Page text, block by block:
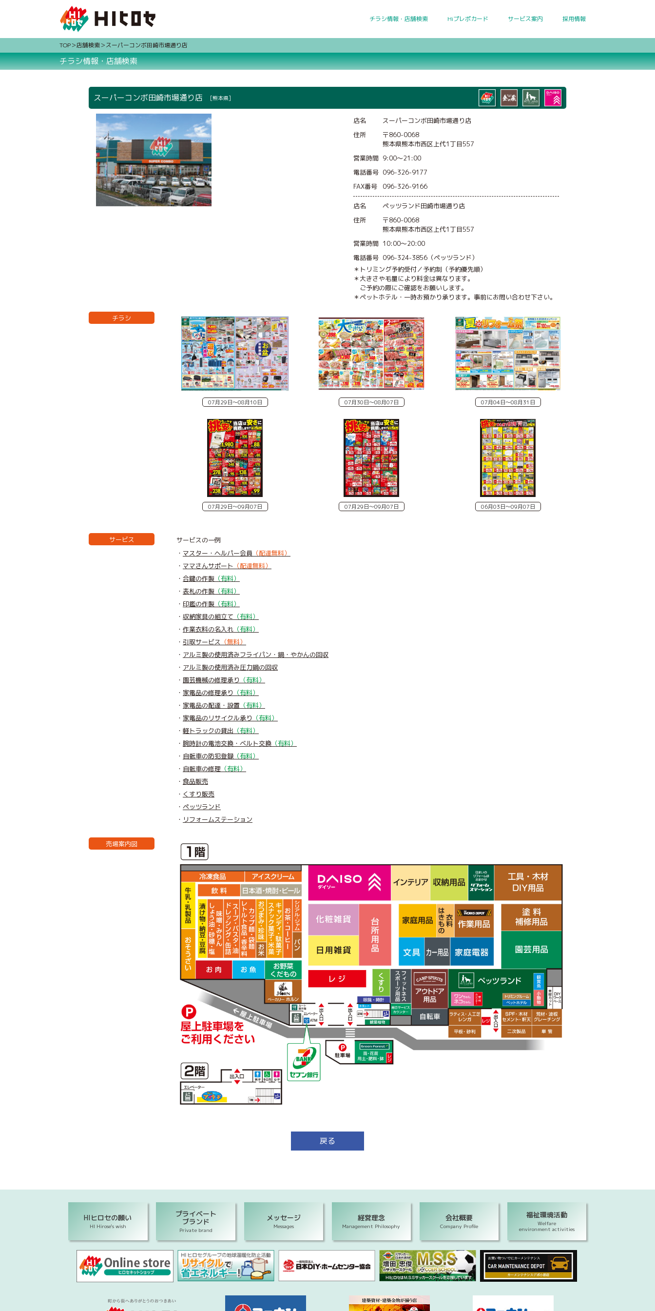
チラシ情報・店舗検索 Hiプレポカード サービス案内 採用情報
TOP 店舗検索 スーパーコンボ田崎市場通り店
チラシ情報・店舗検索
スーパーコンボ田崎市場通り店 [熊本県]
店名
スーパーコンボ田崎市場通り店
住所
〒860-0068
熊本県熊本市西区上代1丁目557
営業時間 9:00〜21:00
電話番号 096-326-9177
FAX番号
096-326-9166
店名
ペッツランド田崎市場通り店
住所
〒860-0068
熊本県熊本市西区上代1丁目557
営業時間 10:00〜20:00
電話番号 096-324-3856（ペッツランド）
＊トリミング予約受付／予約制（予約優先順）
＊大きさや毛量により料金は異なります。
ご予約の際にご確認をお願いします。
＊ペットホテル・一時お預かり承ります。事前にお問い合わせ下さい。
チラシ
07月29日〜08月10日 07月30日〜08月07日 07月04日〜08月31日
07月29日〜09月07日 07月29日〜09月07日 06月03日〜09月07日
サービス
サービスの一例
マスター・ヘルパー会員 （配達無料）
ママさんサポート （配達無料）
合鍵の作製 （有料）
表札の作製 （有料）
印鑑の作製 （有料）
収納家具の組立て （有料）
作業衣料の名入れ （有料）
引取サービス （無料）
アルミ製の使用済みフライパン・鍋・やかんの回収
アルミ製の使用済み圧力鍋の回収
園芸機械の修理承り （有料）
家電品の修理承り （有料）
家電品の配達・設置 （有料）
家電品のリサイクル承り （有料）
軽トラックの貸出 （有料）
腕時計の電池交換・ベルト交換 （有料）
自転車の防犯登録 （有料）
自転車の修理 （有料）
食品販売
くすり販売
ペッツランド
リフォームステーション
売場案内図
戻る
HIヒロセの願い
HI Hirose's wish
プライベート
ブランド
Private brand
メッセージ
Messages
経営理念
Management Philosophy
会社概要
Company Profile
福祉環境活動
Welfare
environment activities